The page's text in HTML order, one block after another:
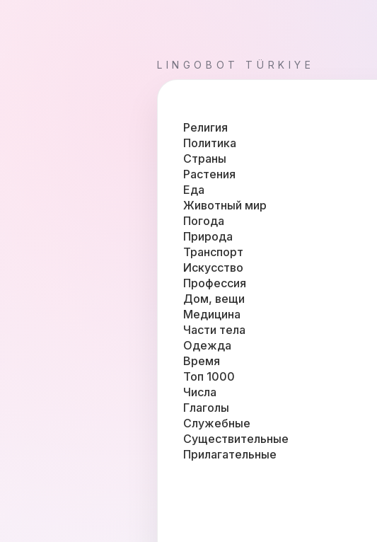
LINGOBOT TÜRKIYE
Религия
Политика
Страны
Растения
Еда
Животный мир
Погода
Природа
Транспорт
Искусство
Профессия
Дом, вещи
Медицина
Части тела
Одежда
Время
Топ 1000
Числа
Глаголы
Служебные
Существительные
Прилагательные